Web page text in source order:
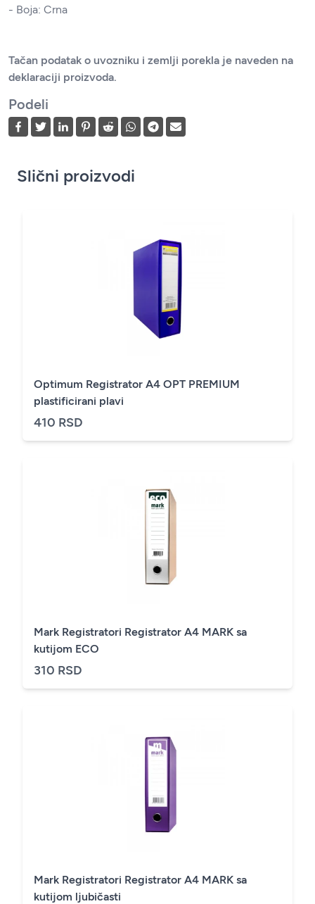
- Boja: Crna
Tačan podatak o uvozniku i zemlji porekla je naveden na
deklaraciji proizvoda.
Podeli
Slični proizvodi
Optimum Registrator A4 OPT PREMIUM
plastificirani plavi
410 RSD
Mark Registratori Registrator A4 MARK sa
kutijom ECO
310 RSD
Mark Registratori Registrator A4 MARK sa
kutijom ljubičasti